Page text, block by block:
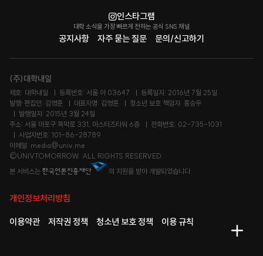
메
공지사항 자주 묻는 질문 문의/신고하기
인스타그램
대학 소식을 가장 빠르게 전하는 공식 SNS 채널
(주)대학내일
제호: 대학내일 등록번호: 서울 아 03647
등록일자: 2016년 7월 25일
발행·편집인: 김영훈
대표자명: 김영훈
청소년 보호 책임자: 홍승우
발행일자: 2015년 3월 24일
주소: 서울 마포구 독막로 331, 마스터즈타워 6층
전화번호: 02-735-1031
사업자번호: 101-86-28789
이메일: media@univ.me
©UNIVTOMORROW. ALL RIGHTS RESERVED.
본 서비스는
의 지원을 받아 개발되었습니다.
개인정보처리방침
이용약관 저작권 정책 청소년 보호 정책 이용 규칙